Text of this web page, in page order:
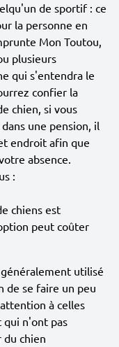
de sportif : ce
la personne en
Mon Toutou,
plusieurs
qui s'entendra le
confier la
chien, si vous
une pension, il
endroit afin que
absence.
:
chiens est
peut coûter
utilisé
de se faire un peu
à celles
n'ont pas
du chien